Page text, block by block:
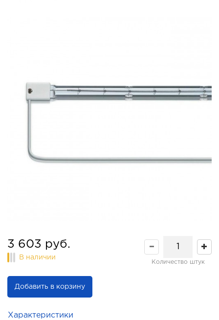
3 603 руб.
В наличии
Количество штук
Добавить в корзину
Характеристики